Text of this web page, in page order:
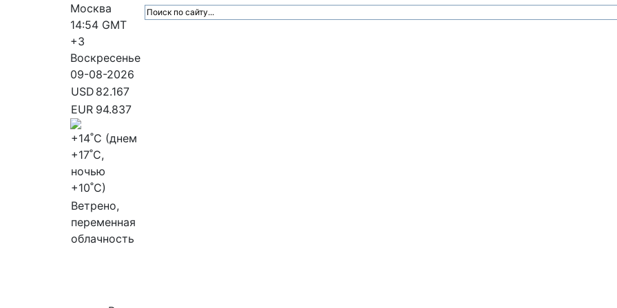
Москва
14:54 GMT
+3
Воскресенье
09-08-2026
USD 82.167
EUR 94.837
+14˚C (днем
+17˚C,
ночью
+10˚C)
Ветрено,
переменная
облачность